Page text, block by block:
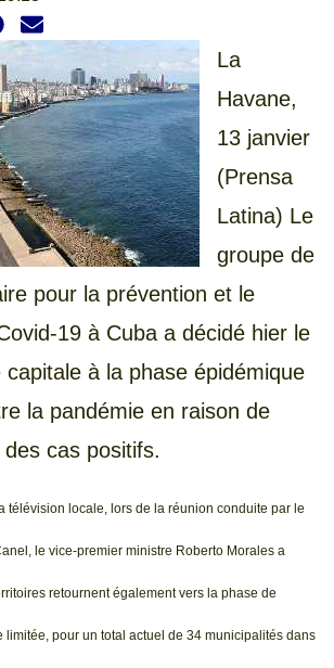
La
Havane,
13 janvier
(Prensa
Latina) Le
groupe de
pour la prévention et le
19 à Cuba a décidé hier le
à la phase épidémique
la pandémie en raison de
des cas positifs.
télévision locale, lors de la réunion conduite par le
le vice-premier ministre Roberto Morales a
retournent également vers la phase de
limitée, pour un total actuel de 34 municipalités dans